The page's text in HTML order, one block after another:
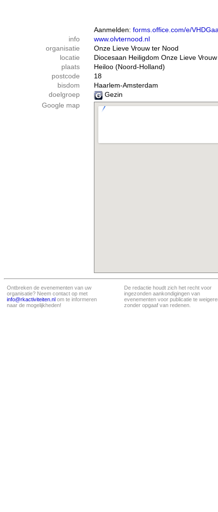
Aanmelden: forms.office.com/e/
info
www.olvternood.nl
organisatie
Onze Lieve Vrouw ter Nood
locatie
Diocesaan Heiligdom Onze Lieve
plaats
Heiloo (Noord-Holland)
postcode
18
bisdom
Haarlem-Amsterdam
doelgroep
Gezin
Google map
Ontbreken de evenementen van uw
organisatie? Neem contact op met
info@rkactiviteiten.nl om te informeren
naar de mogelijkheden!
De redactie houdt zich het recht voor
ingezonden aankondigingen van
evenementen voor publicatie te
zonder opgaaf van redenen.